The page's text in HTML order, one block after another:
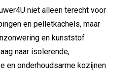
niet alleen terecht voor
en pelletkachels, maar
en kunststof
naar isolerende,
en onderhoudsarme kozijnen